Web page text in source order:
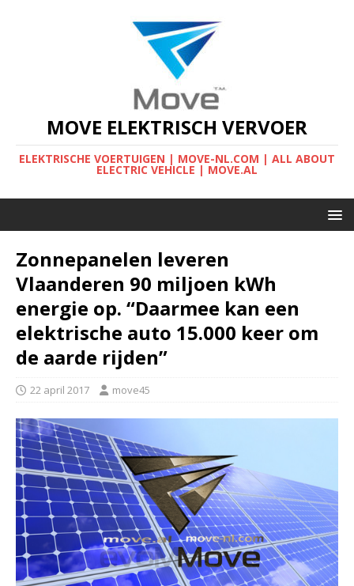
MOVE ELEKTRISCH VERVOER
ELEKTRISCHE VOERTUIGEN | MOVE-NL.COM | ALL ABOUT
ELECTRIC VEHICLE | MOVE.AL
Zonnepanelen leveren
Vlaanderen 90 miljoen kWh
energie op. “Daarmee kan een
elektrische auto 15.000 keer om
de aarde rijden”
22 april 2017 move45